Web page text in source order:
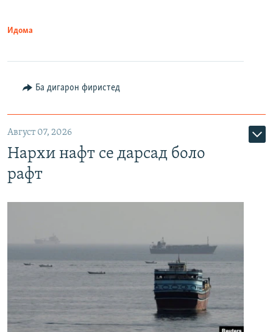
Идома
Ба дигарон фиристед
Август 07, 2026
Нархи нафт се дарсад боло
рафт